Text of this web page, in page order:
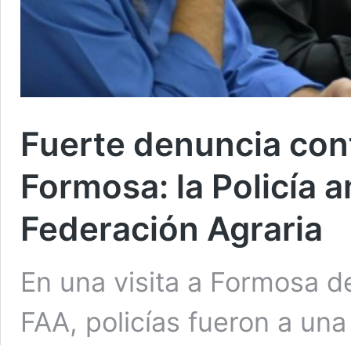
Fuerte denuncia
Formosa: la Policía
Federación Agraria
En una visita a Formosa
FAA, policías fueron a